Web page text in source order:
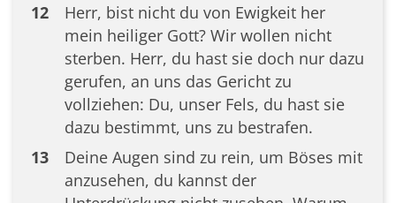
12
Herr, bist nicht du von Ewigkeit her
mein heiliger Gott? Wir wollen nicht
sterben. Herr, du hast sie doch nur dazu
gerufen, an uns das Gericht zu
vollziehen: Du, unser Fels, du hast sie
dazu bestimmt, uns zu bestrafen.
13
Deine Augen sind zu rein, um Böses mit
anzusehen, du kannst der